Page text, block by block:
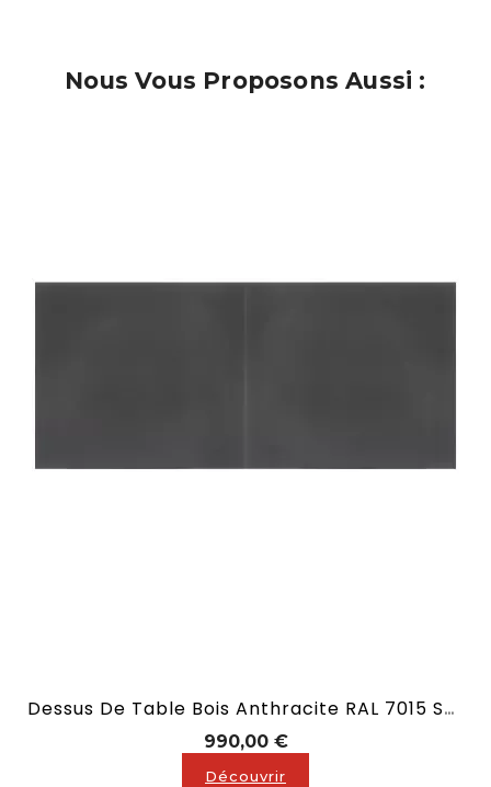
Nous Vous Proposons Aussi :
Dessus De Table Bois Anthracite RAL 7015 Sans Allonge En 2,10 M
990,00 €Prix
Découvrir